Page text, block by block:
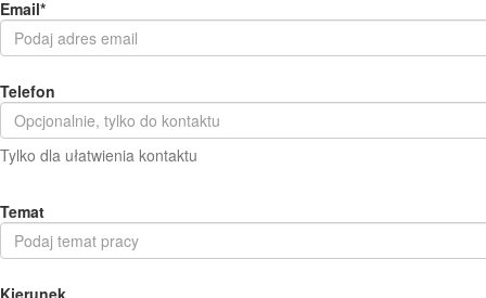
Email*
Telefon
Tylko dla ułatwienia kontaktu
Temat
Kierunek